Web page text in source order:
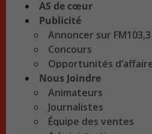
AS de cœur
Publicité
Annoncer sur FM103,3
Concours
Opportunités
Nous Joindre
Animateurs
Journalistes
Équipe des ventes